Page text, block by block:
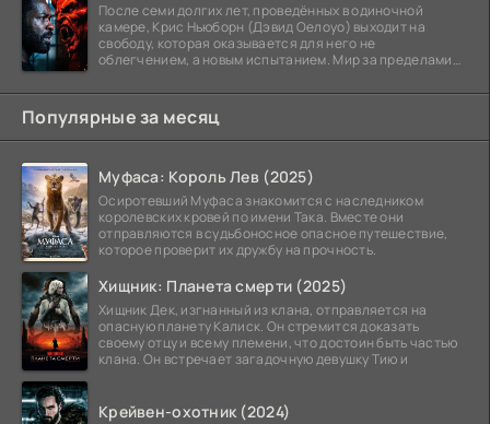
После семи долгих лет, проведённых в одиночной
камере, Крис Ньюборн (Дэвид Оелоуо) выходит на
свободу, которая оказывается для него не
облегчением, а новым испытанием. Мир за пределами
Популярные за месяц
Муфаса: Король Лев (2025)
Осиротевший Муфаса знакомится с наследником
королевских кровей по имени Така. Вместе они
отправляются в судьбоносное опасное путешествие,
которое проверит их дружбу на прочность.
Хищник: Планета смерти (2025)
Хищник Дек, изгнанный из клана, отправляется на
опасную планету Калиск. Он стремится доказать
своему отцу и всему племени, что достоин быть частью
клана. Он встречает загадочную девушку Тию и
Крейвен-охотник (2024)